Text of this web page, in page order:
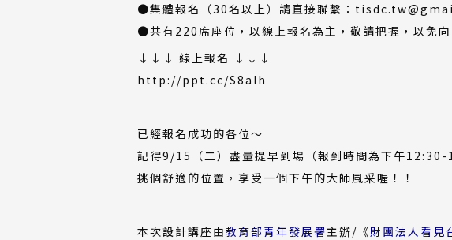
●集體報名（30名以上）請直接聯繫：
●共有220席座位，以線上報名為主，敬請把握，以免向
↓↓↓ 線上報名 ↓↓↓
http://ppt.cc/S8alh
窗）
已經報名成功的各位～
記得9/15（二）盡量提早到場（報到時間為下午12:30-
挑個舒適的位置，享受一個下午的大師風采喔！！
本次設計講座由教育部青年發展署(外
主辦/《財團法人看見